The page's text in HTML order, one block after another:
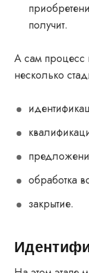
получит.
А сам
несколько
обработка
закрытие.